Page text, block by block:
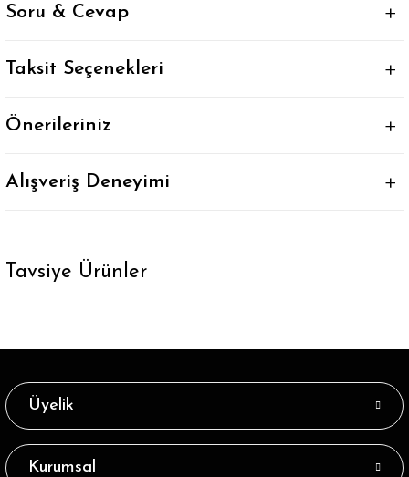
Soru & Cevap
Taksit Seçenekleri
Önerileriniz
Alışveriş Deneyimi
Tavsiye Ürünler
Merino Yün 2li Eko Paket Dizüstü Erkek Çorap
Üyelik
Kurumsal